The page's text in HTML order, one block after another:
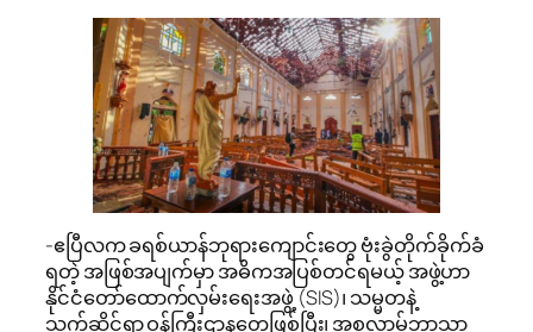
-ဧပြီလက ခရစ်ယာန်ဘုရားကျောင်းတွေ ဗုံးခွဲတိုက်ခိုက်ခံ
ရတဲ့ အဖြစ်အပျက်မှာ အဓိကအပြစ်တင်ရမယ့် အဖွဲ့ဟာ
နိုင်ငံတော်ထောက်လှမ်းရေးအဖွဲ့ (SIS)၊ သမ္မတနဲ့
သက်ဆိုင်ရာ ဝန်ကြီးဌာနတွေဖြစ်ပြီး၊ အစ္စလာမ်ဘာသာ